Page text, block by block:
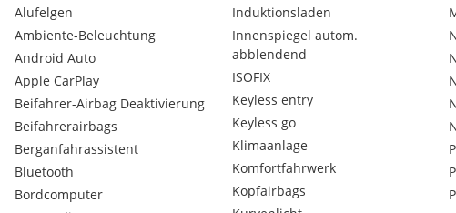
3C7 3-Punkt-Sicherheitsgurt hinten mitte
4UN Airbag Fahrer-/Beifahrerseite, Beifahrerairbag abschaltbar
PA5 Ambiente-Beleuchtung
1X0 Antriebsart: Frontantrieb
A8F Ausstattung Highline / Style / Elegance
5SL Außenspiegel asphärisch, links
9ZX Bluetooth-Schnittstelle für Mobiltelefon
1S1 Bordwerkzeug und Wagenheber
4ZN Chromleisten an Seitenfenstern
3S1 Dachreling silber
8Y1 Doppeltonhorn
Alufelgen
Ambiente-Beleuchtung
Android Auto
Apple CarPlay
Beifahrer-Airbag Deaktivierung
Beifahrerairbags
Berganfahrassistent
Bluetooth
Bordcomputer
Induktionsladen
Innenspiegel autom.
abblendend
ISOFIX
Keyless entry
Keyless go
Klimaanlage
Komfortfahrwerk
Kopfairbags